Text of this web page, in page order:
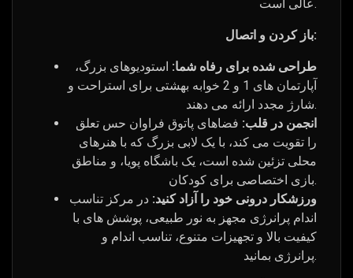
عالی است.
باز کردن و اتصال:
طراحی شده برای رفاه شما: استودیوهای بزرگ،
آپارتمان های 1 و 2 خوابه بهشتی برای استراحت و
شارژ مجدد ارائه می دهند.
انجمن در قلب: فضاهای پاتوق فراوان حس تعلق
را تقویت می کند، با یک لابی بزرگ که با هنرهای
محلی تزئین شده است، یک باشگاه پویا، و مناطق
بازی اختصاصی برای کودکان.
ورزشکار درونی خود را آزاد کنید: در مرکز تناسب
اندام پرانرژی مجهز به نور طبیعی، پوشش های با
کیفیت بالا و تجهیزات متنوع، تناسب اندام و
پرانرژی بمانید.